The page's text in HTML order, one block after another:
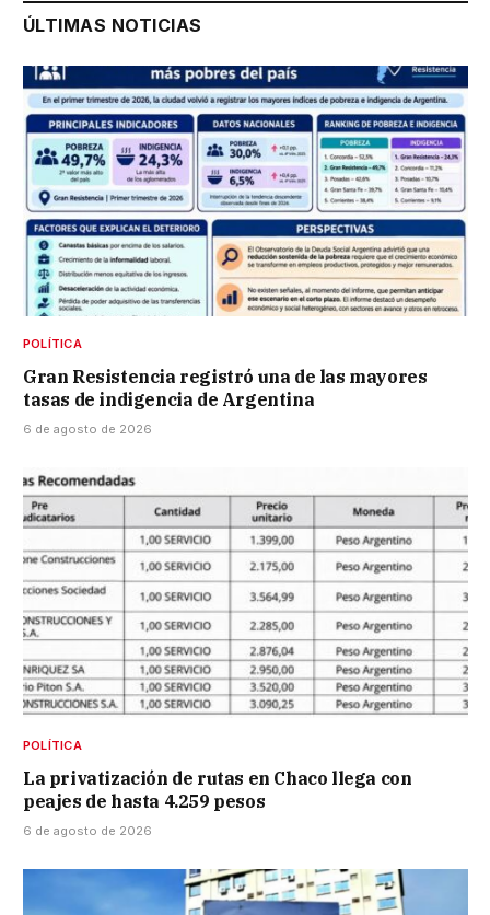
ÚLTIMAS NOTICIAS
POLÍTICA
Gran Resistencia registró una de las mayores
tasas de indigencia de Argentina
6 de agosto de 2026
POLÍTICA
La privatización de rutas en Chaco llega con
peajes de hasta 4.259 pesos
6 de agosto de 2026